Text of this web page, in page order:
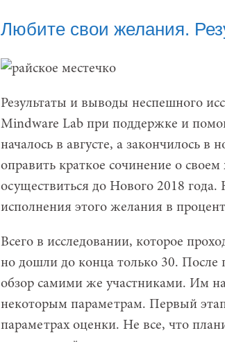
Любите свои желания.
Результаты и выводы неспешного
Mindware Lab при поддержке и
началось в августе, а закончилось
оправить краткое сочинение о
осуществиться до Нового 2018
исполнения этого желания в
Всего в исследовании, которое
но дошли до конца только 30.
обзор самими же участниками. Им
некоторым параметрам. Первый
параметрах оценки. Не все, что